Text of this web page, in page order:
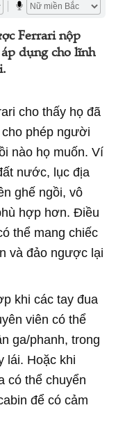
Ferrari nộp
áp dụng cho lĩnh
cho thấy họ đã
phép người
nào họ muốn. Ví
nước, lục địa
ghế ngồi, vô
hợp hơn. Điều
thể mang chiếc
và đảo ngược lại
khi các tay đua
viên có thể
ga/phanh, trong
lái. Hoặc khi
có thể chuyển
để có cảm